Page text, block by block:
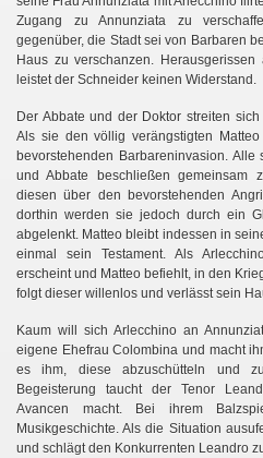
Zugang zu Annunziata zu
gegenüber, die Stadt sei von Barbaren
Haus zu verschanzen.
leistet der Schneider keinen Widerstand.
Der Abbate und der Doktor streiten
Als sie den völlig verängstigten
bevorstehenden Barbareninvasion.
und Abbate beschließen gemeinsam
diesen über den bevorstehenden
dorthin werden sie jedoch durch ein
abgelenkt. Matteo bleibt indessen in
einmal sein Testament. Als
erscheint und Matteo befiehlt, in den
folgt dieser willenlos und verlässt sein
Kaum will sich Arlecchino an
eigene Ehefrau Colombina und macht
es ihm, diese abzuschütteln und
Begeisterung taucht der Tenor
Avancen macht. Bei ihrem
Musikgeschichte. Als die Situation
und schlägt den Konkurrenten Leandro